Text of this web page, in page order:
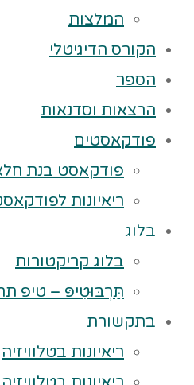
המלצות
הקורס הדיגיטלי
הספר
הרצאות וסדנאות
פודקאסטים
פודקאסט בנת
ריאיונות
בלוג
בלוג קריקטורות
תַּרְבּוּטִיפּ – טיפ
בתקשורת
ריאיונות בטלוויזיה